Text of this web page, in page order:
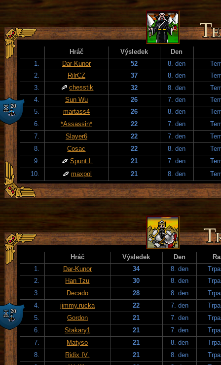
Hráč Výsledek
Den
1.
Dar-Kunor 52 8. den
2.
RilrCZ 37 8. den
3.
chesstik 32 8. den
4.
Sun Wu 26 7. den
5.
martass4 26 8. den
6.
*Assassin* 22 7. den
7.
Slayer6 22 7. den
8.
Cosac 22 8. den
9.
Spunt I. 21 7. den
10.
maxpol 21 8. den
Hráč Výsledek Den
1.
Dar-Kunor 34 8. den
2.
Han Tzu 30 8. den
3.
Decado 28 8. den
4.
jimmy.rucka 22 7. den
5.
Gordon 21 7. den
6.
Stakary1 21 7. den
7.
Matyso 21 8. den
8.
Ridix IV. 21 8. den